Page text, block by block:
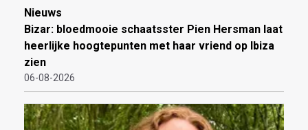
Nieuws
Bizar: bloedmooie schaatsster Pien Hersman laat
heerlijke hoogtepunten met haar vriend op Ibiza
zien
06-08-2026